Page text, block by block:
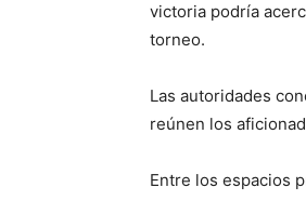
victoria podría
torneo.
Las autoridades
reúnen los
Entre los espacios